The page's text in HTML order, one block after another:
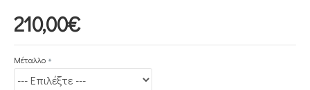
210,00€
Μέταλλο